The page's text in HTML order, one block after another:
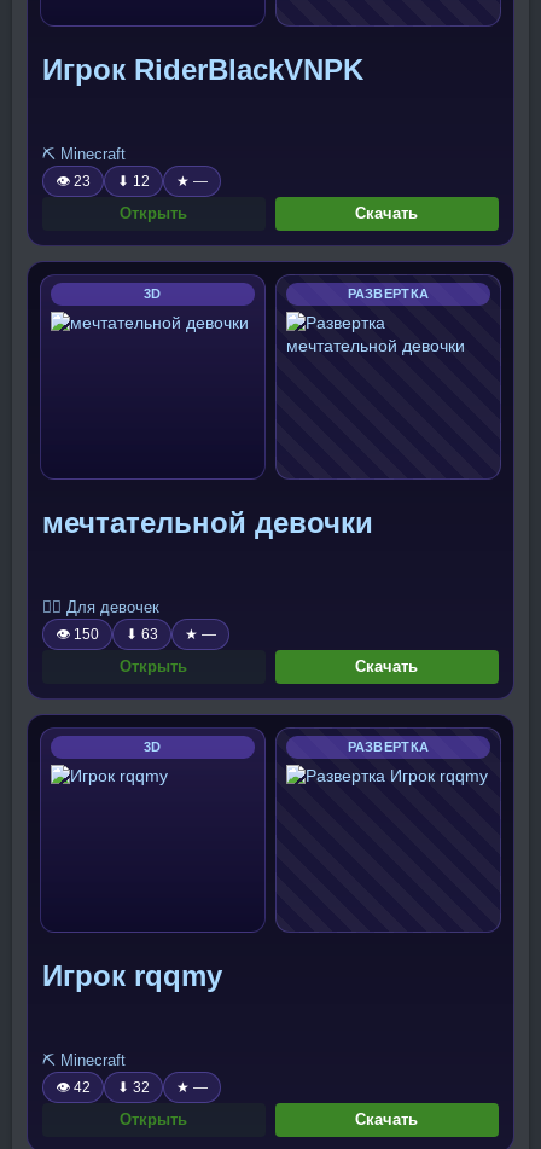
Игрок RiderBlackVNPK
⛏️ Minecraft
👁 23 ⬇ 12 ★ —
Открыть Скачать
3D РАЗВЕРТКА
мечтательной девочки
🧍‍♀️ Для девочек
👁 150 ⬇ 63 ★ —
Открыть Скачать
3D РАЗВЕРТКА
Игрок rqqmy
⛏️ Minecraft
👁 42 ⬇ 32 ★ —
Открыть Скачать